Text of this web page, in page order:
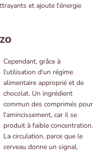
et ajoute l'énergie
Cependant, grâce à
l'utilisation d'un régime
alimentaire approprié et de
chocolat. Un ingrédient
commun des comprimés pour
l'amincissement, car il se
produit à faible concentration.
La circulation, parce que le
cerveau donne un signal,